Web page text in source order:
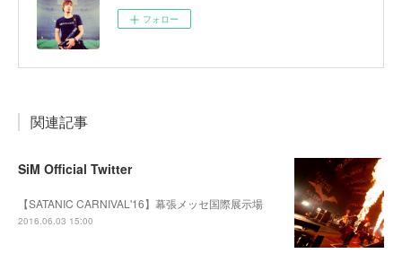
フォロー
関連記事
SiM Official Twitter
【SATANIC CARNIVAL'16】幕張メッセ国際展示場
2016.06.03 15:00